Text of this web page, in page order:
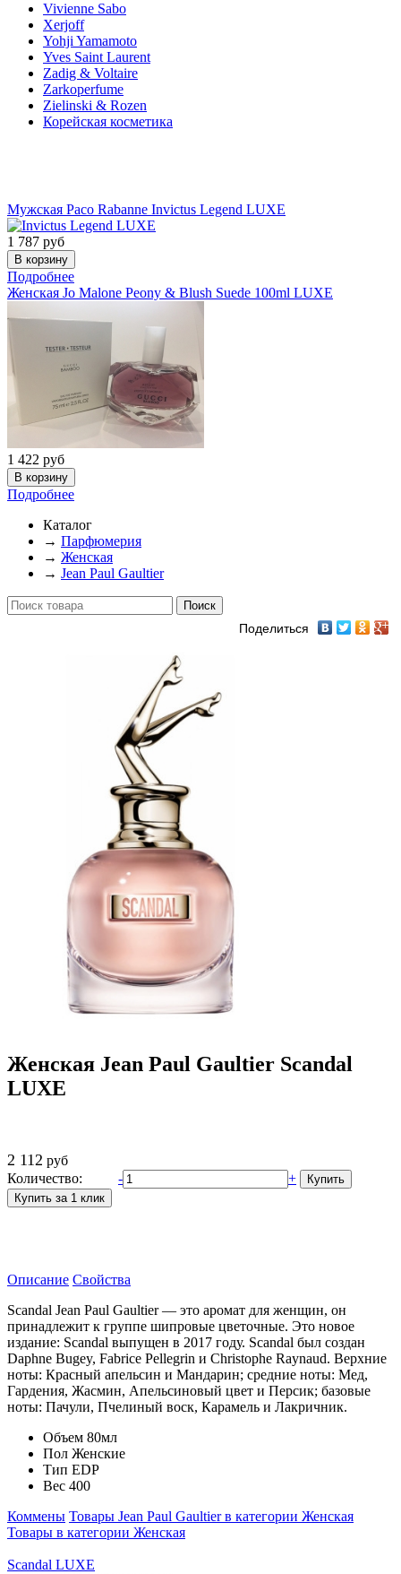
Vivienne Sabo
Xerjoff
Yohji Yamamoto
Yves Saint Laurent
Zadig & Voltaire
Zarkoperfume
Zielinski & Rozen
Корейская косметика
Мужская Paco Rabanne Invictus Legend LUXE
1 787 руб
Подробнее
Женская Jo Malone Peony & Blush Suede 100ml LUXE
1 422 руб
Подробнее
Каталог
→ Парфюмерия
→ Женская
→ Jean Paul Gaultier
Поделиться
Женская Jean Paul Gaultier Scandal
LUXE
2 112 руб
Количество: - +
Описание Свойства
Scandal Jean Paul Gaultier — это аромат для женщин, он
принадлежит к группе шипровые цветочные. Это новое
издание: Scandal выпущен в 2017 году. Scandal был создан
Daphne Bugey, Fabrice Pellegrin и Christophe Raynaud. Верхние
ноты: Красный апельсин и Мандарин; средние ноты: Мед,
Гардения, Жасмин, Апельсиновый цвет и Персик; базовые
ноты: Пачули, Пчелиный воск, Карамель и Лакричник.
Объем 80мл
Пол Женские
Тип EDP
Вес 400
Коммены Товары Jean Paul Gaultier в категории Женская
Товары в категории Женская
Scandal LUXE